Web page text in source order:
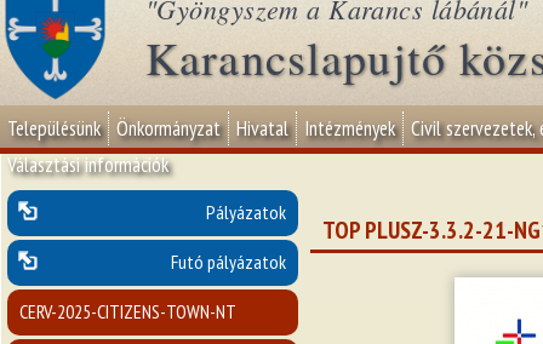
"Gyöngyszem a Karancs lábánál"
Karancslapujtő
Településünk Önkormányzat Hivatal Intézmények Civil szervezetek,
Választási információk
Pályázatok
Futó pályázatok
CERV-2025-CITIZENS-TOWN-NT
TOP PLUSZ-3.3.2-21-